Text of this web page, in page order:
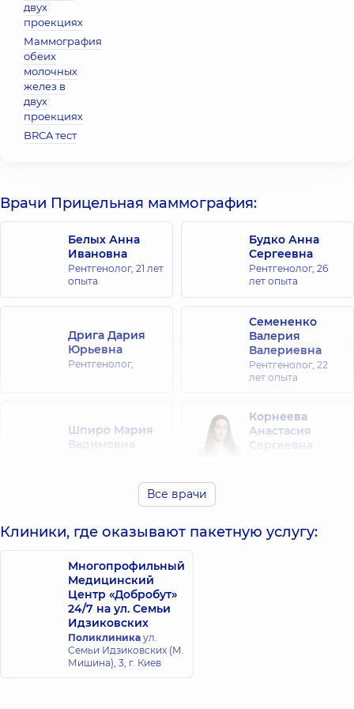
двух
проекциях
Маммография
обеих
молочных
желез в
двух
проекциях
BRCA тест
Врачи Прицельная маммография:
Белых Анна
Ивановна
Рентгенолог, 21 лет
опыта
Будко Анна
Сергеевна
Рентгенолог, 26
лет опыта
Дрига Дария
Юрьевна
Рентгенолог,
Семененко
Валерия
Валериевна
Рентгенолог, 22
лет опыта
Шпиро Мария
Вадимовна
Корнеева
Анастасия
Сергеевна
Никита
Вячеславович
Рентгенолог,5 лет
опыта
Олег Петрович
Все врачи
Клиники, где оказывают пакетную услугу:
Многопрофильный
Медицинский
Центр «Добробут»
24/7 на ул. Семьи
Идзиковских
Поликлиника ул.
Семьи Идзиковских (М.
Мишина), 3, г. Киев